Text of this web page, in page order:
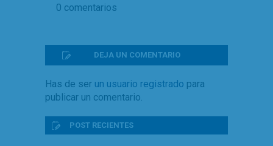
0 comentarios
DEJA UN COMENTARIO
Has de ser un usuario registrado para
publicar un comentario.
POST RECIENTES